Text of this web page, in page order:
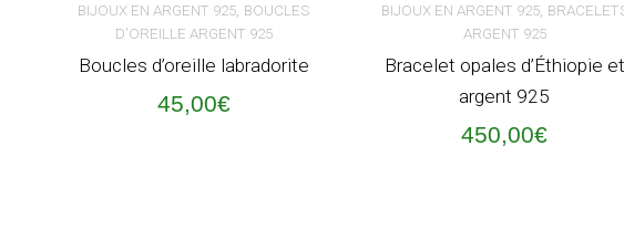
BIJOUX EN ARGENT 925, BOUCLES
D'OREILLE ARGENT 925
Boucles d’oreille labradorite
45,00€
BIJOUX EN ARGENT 925,
ARGENT 925
Bracelet opales d’Éthiopie et
argent 925
450,00€